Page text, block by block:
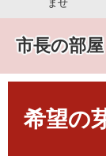
へ
ませ
市長の部屋
希望の